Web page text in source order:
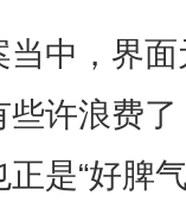
中，界
许浪费
是“好脾